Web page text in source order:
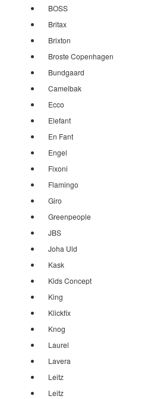
BOSS
Britax
Brixton
Broste Copenhagen
Bundgaard
Camelbak
Ecco
Elefant
En Fant
Engel
Fixoni
Flamingo
Giro
Greenpeople
JBS
Joha Uld
Kask
Kids Concept
King
Klickfix
Knog
Laurel
Lavera
Leitz
Leitz